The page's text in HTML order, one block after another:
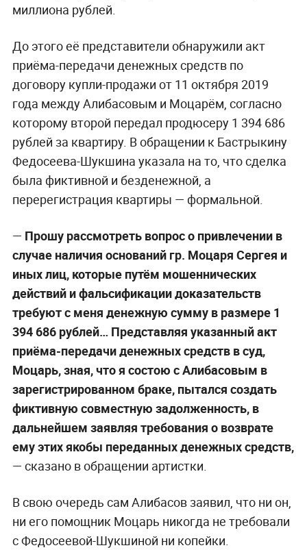
миллиона рублей.
До этого её представители обнаружили акт
приёма-передачи денежных средств по
договору купли-продажи от 11 октября 2019
года между Алибасовым и Моцарём, согласно
которому второй передал продюсеру 1 394 686
рублей за квартиру. В обращении к Бастрыкину
Федосеева-Шукшина указала на то, что сделка
была фиктивной и безденежной, а
перерегистрация квартиры — формальной.
— Прошу рассмотреть вопрос о привлечении в
случае наличия оснований гр. Моцаря Сергея и
иных лиц, которые путём мошеннических
действий и фальсификации доказательств
требуют с меня денежную сумму в размере 1
394 686 рублей… Представляя указанный акт
приёма-передачи денежных средств в суд,
Моцарь, зная, что я состою с Алибасовым в
зарегистрированном браке, пытался создать
фиктивную совместную задолженность, в
дальнейшем заявляя требования о возврате
ему этих якобы переданных денежных средств,
— сказано в обращении артистки.
В свою очередь сам Алибасов заявил, что ни он,
ни его помощник Моцарь никогда не требовали
с Федосеевой-Шукшиной ни копейки.